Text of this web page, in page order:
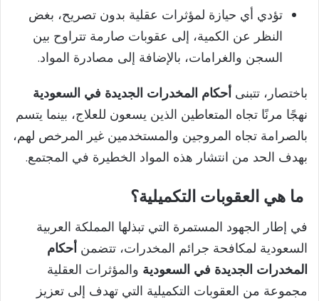
تؤدي أي حيازة لمؤثرات عقلية بدون تصريح، بغض
النظر عن الكمية، إلى عقوبات صارمة تتراوح بين
السجن والغرامات، بالإضافة إلى مصادرة المواد.
باختصار، تتبنى أحكام المخدرات الجديدة في السعودية
نهجًا مرنًا تجاه المتعاطين الذين يسعون للعلاج، بينما يتسم
بالصرامة تجاه المروجين والمستخدمين غير المرخص لهم،
بهدف الحد من انتشار هذه المواد الخطيرة في المجتمع.
ما هي العقوبات التكميلية؟
في إطار الجهود المستمرة التي تبذلها المملكة العربية
السعودية لمكافحة جرائم المخدرات، تتضمن أحكام
المخدرات الجديدة في السعودية والمؤثرات العقلية
مجموعة من العقوبات التكميلية التي تهدف إلى تعزيز